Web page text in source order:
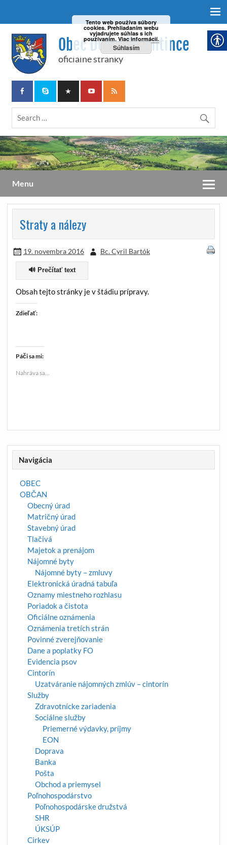
Obec Dolné Plachtince
oficiálne stránky
Menu
Straty a nálezy
19. novembra 2016 Bc. Cyril Bartók
🔊 Prečítať text
Obsah tejto stránky je v štádiu prípravy.
Zdieľať:
Páči sa mi:
Nahráva sa...
Navigácia
OBEC
OBČAN
Obecný úrad
Matričný úrad
Stavebný úrad
Tlačivá
Majetok a prenájom
Nájomné byty
Nájomné byty – zmluvy
Elektronická úradná tabuľa
Oznamy miestneho rozhlasu
Poriadok a čistota
Oficiálne oznámenia
Oznámenia tretích strán
Povinné zverejňovanie
Dane a poplatky FO
Evidencia psov
Cintorín
Uzatváranie nájomných zmlúv – cintorín
Služby
Zdravotnícke zariadenia
Sociálne služby
Priemerné výdavky, príjmy
EON
Doprava
Banka
Pošta
Obchod a priemysel
Poľnohospodárstvo
Poľnohospodárske družstvá
SHR
ÚKSÚP
Cirkev
Tento web používa súbory
cookies. Prehliadaním webu
vyjadrujete súhlas s ich
používaním. Viac informácií.
Súhlasím